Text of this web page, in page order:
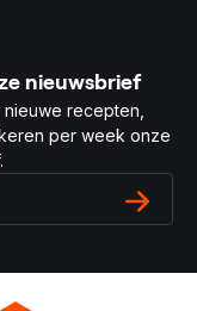
nieuwsbrief
recepten,
per week onze